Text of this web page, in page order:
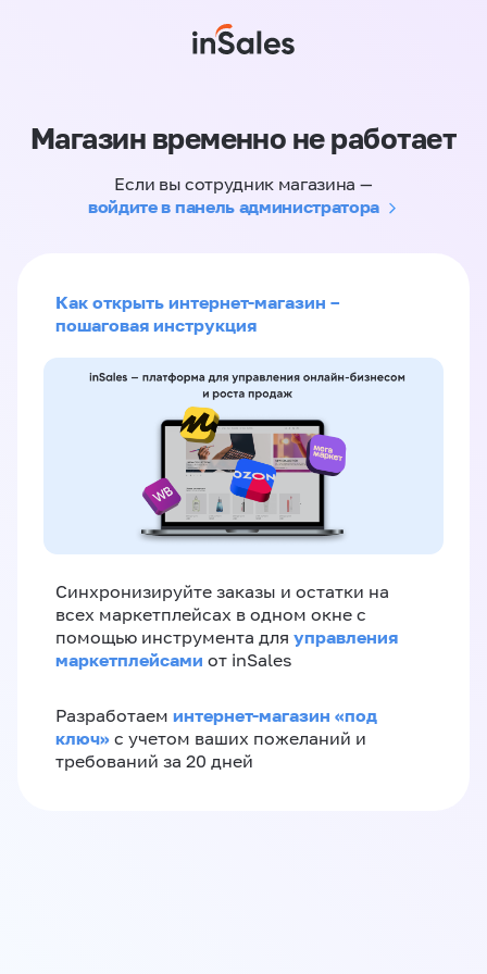
Магазин временно не работает
Если вы сотрудник магазина —
войдите в панель администратора
Как открыть интернет-магазин –
пошаговая инструкция
Синхронизируйте заказы и остатки на
всех маркетплейсах в одном окне с
помощью инструмента для управления
маркетплейсами от inSales
Разработаем интернет-магазин «‎под
ключ»‎ с учетом ваших пожеланий и
требований за 20 дней